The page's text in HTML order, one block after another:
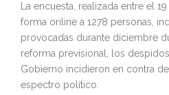
La encuesta, realizada entre el
forma oriline a 1278 personas,
provocadas durante diciembre
reforma previsional, los
Gobierno incidieron en contra
espectro político.